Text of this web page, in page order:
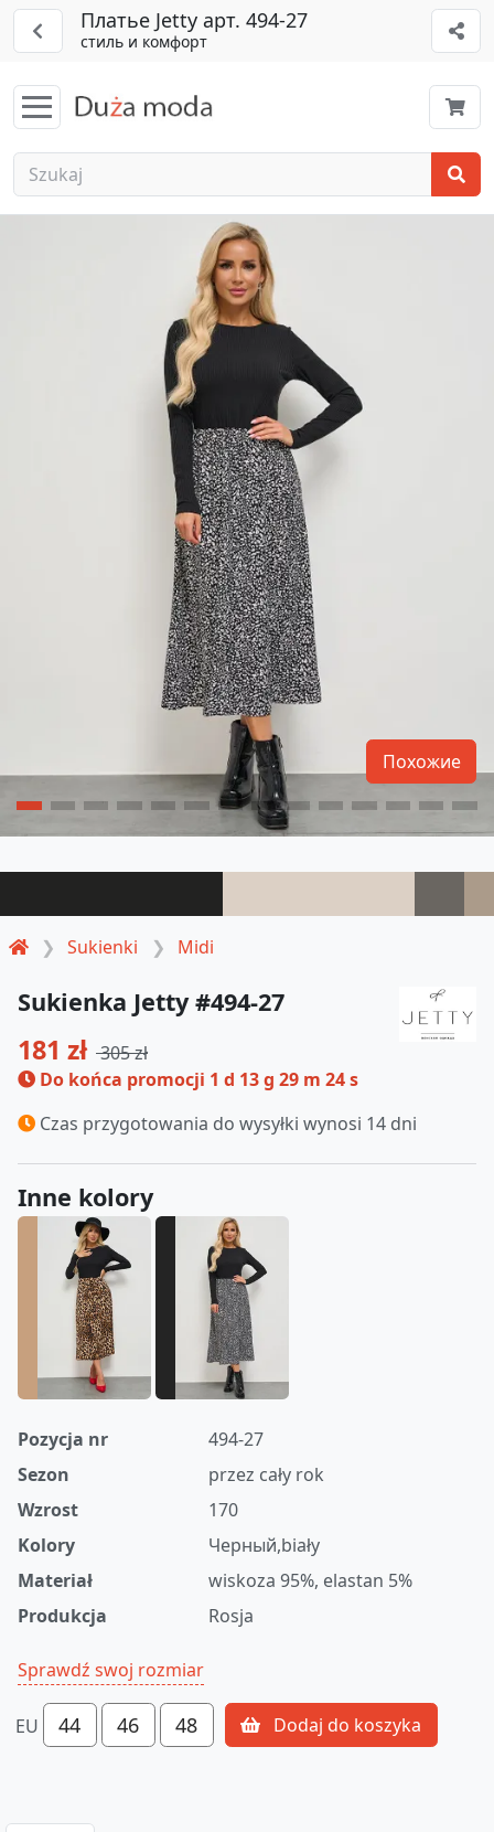
Платье Jetty арт. 494-27
стиль и комфорт
Sukienki Midi
Похожие
Sukienka Jetty #494-27
181 zł 305 zł
Do końca promocji 1 d 13 g 29 m 24 s
Czas przygotowania do wysyłki wynosi 14 dni
Inne kolory
Pozycja nr
494-27
Sezon
przez cały rok
Wzrost
170
Kolory
Черный,biały
Materiał
wiskoza 95%, elastan 5%
Produkcja
Rosja
Sprawdź swoj rozmiar
EU 44 46 48 Dodaj do koszyka